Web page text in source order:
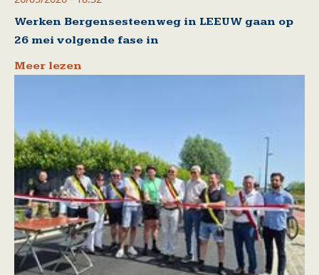
Werken Bergensesteenweg in LEEUW gaan op
26 mei volgende fase in
Meer lezen